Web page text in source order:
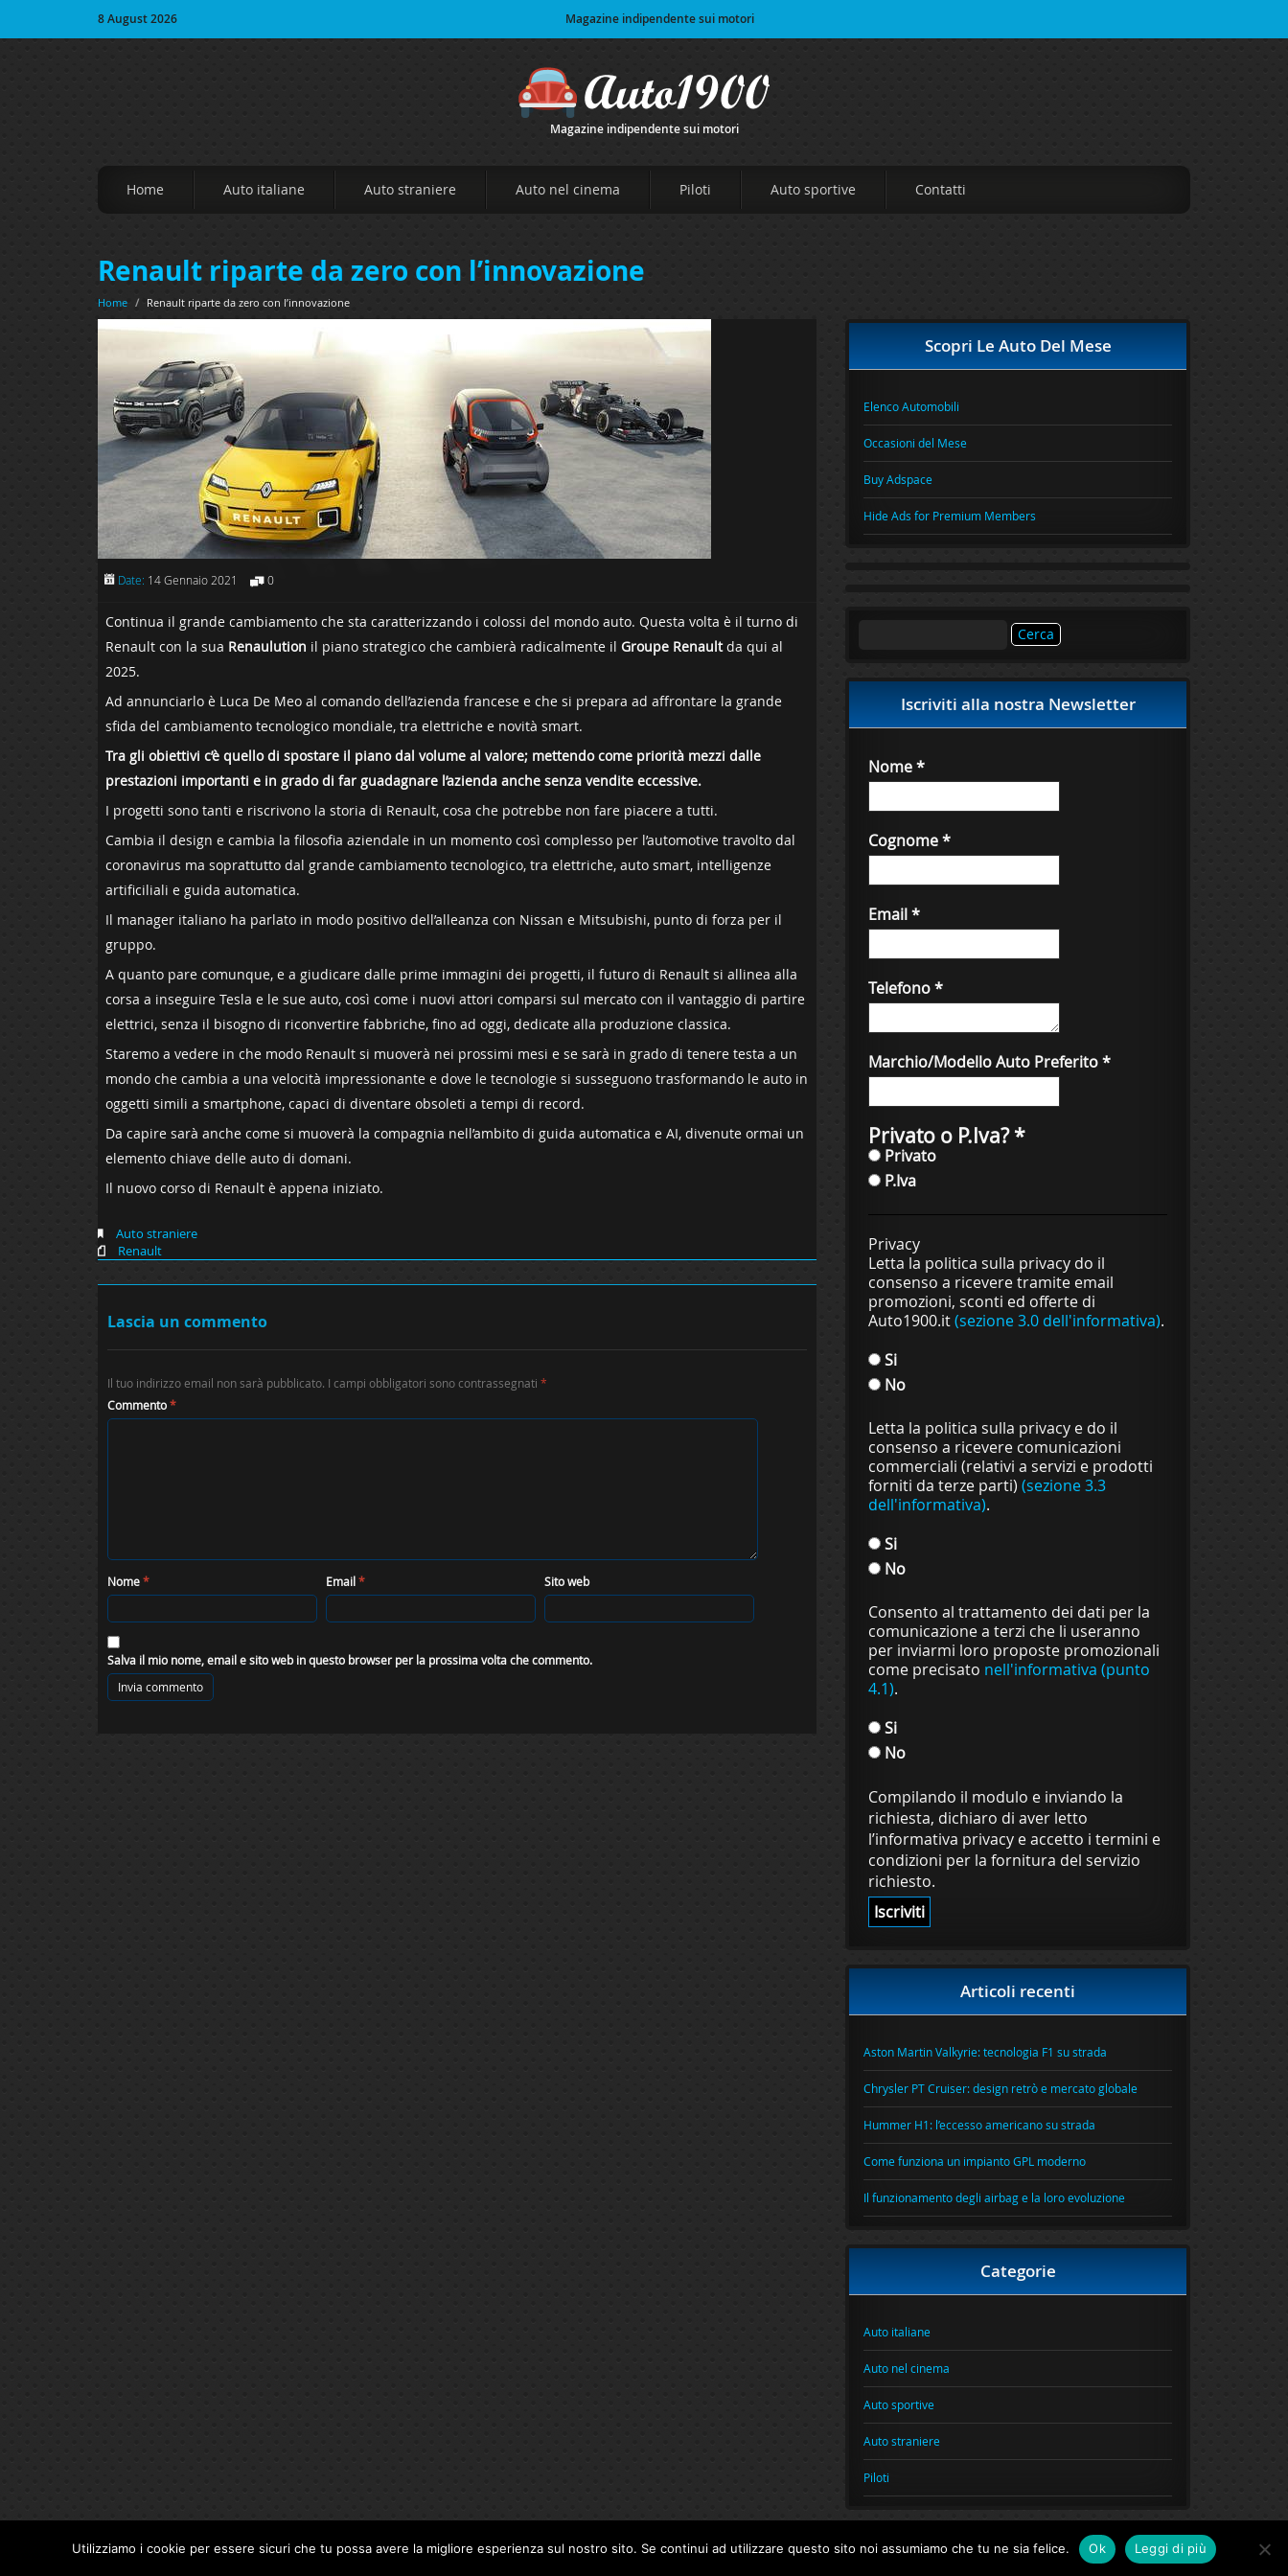
8 August 2026 Magazine indipendente sui motori
Magazine indipendente sui motori
Home Auto italiane Auto straniere Auto nel cinema Piloti Auto sportive Contatti
Renault riparte da zero con l’innovazione
Home / Renault riparte da zero con l’innovazione
Date: 14 Gennaio 2021 0
Continua il grande cambiamento che sta caratterizzando i colossi del mondo auto. Questa volta è il turno di
Renault con la sua Renaulution il piano strategico che cambierà radicalmente il Groupe Renaultda qui al
2025.
Ad annunciarlo è Luca De Meo al comando dell’azienda francese e che si prepara ad affrontare la grande
sfida del cambiamento tecnologico mondiale, tra elettriche e novità smart.
Tra gli obiettivi c’è quello di spostare il piano dal volume al valore; mettendo come priorità mezzi dalle
prestazioni importanti e in grado di far guadagnare l’azienda anche senza vendite eccessive.
I progetti sono tanti e riscrivono la storia di Renault, cosa che potrebbe non fare piacere a tutti.
Cambia il design e cambia la filosofia aziendale in un momento così complesso per l’automotive travolto dal
coronavirus ma soprattutto dal grande cambiamento tecnologico, tra elettriche, auto smart, intelligenze
artificiliali e guida automatica.
Il manager italiano ha parlato in modo positivo dell’alleanza con Nissan e Mitsubishi, punto di forza per il
gruppo.
A quanto pare comunque, e a giudicare dalle prime immagini dei progetti, il futuro di Renault si allinea alla
corsa a inseguire Tesla e le sue auto, così come i nuovi attori comparsi sul mercato con il vantaggio di partire
elettrici, senza il bisogno di riconvertire fabbriche, fino ad oggi, dedicate alla produzione classica.
Staremo a vedere in che modo Renault si muoverà nei prossimi mesi e se sarà in grado di tenere testa a un
mondo che cambia a una velocità impressionante e dove le tecnologie si susseguono trasformando le auto in
oggetti simili a smartphone, capaci di diventare obsoleti a tempi di record.
Da capire sarà anche come si muoverà la compagnia nell’ambito di guida automatica e AI, divenute ormai un
elemento chiave delle auto di domani.
Il nuovo corso di Renault è appena iniziato.
Auto straniere
Renault
Lascia un commento
Il tuo indirizzo email non sarà pubblicato. I campi obbligatori sono contrassegnati *
Commento*
Nome* Email* Sito web
Salva il mio nome, email e sito web in questo browser per la prossima volta che commento.
Scopri Le Auto Del Mese
Elenco Automobili
Occasioni del Mese
Buy Adspace
Hide Ads for Premium Members
Iscriviti alla nostra Newsletter
Nome*
Cognome*
Email*
Telefono*
Marchio/Modello Auto Preferito*
Privato o P.Iva?*
Privato
P.Iva
Privacy
Letta la politica sulla privacy do il
consenso a ricevere tramite email
promozioni, sconti ed offerte di
Auto1900.it(sezione 3.0 dell'informativa).
Si
No
Letta la politica sulla privacy e do il
consenso a ricevere comunicazioni
commerciali (relativi a servizi e prodotti
forniti da terze parti) (sezione 3.3
dell'informativa).
Si
No
Consento al trattamento dei dati per la
comunicazione a terzi che li useranno
per inviarmi loro proposte promozionali
come precisato nell'informativa (punto
4.1).
Si
No
Compilando il modulo e inviando la
richiesta, dichiaro di aver letto
l’informativa privacy e accetto i termini e
condizioni per la fornitura del servizio
richiesto.
Articoli recenti
Aston Martin Valkyrie: tecnologia F1 su strada
Chrysler PT Cruiser: design retrò e mercato globale
Hummer H1: l’eccesso americano su strada
Come funziona un impianto GPL moderno
Il funzionamento degli airbag e la loro evoluzione
Categorie
Auto italiane
Auto nel cinema
Auto sportive
Auto straniere
Piloti
|
Utilizziamo i cookie per essere sicuri che tu possa avere la migliore esperienza sul nostro sito. Se continui ad utilizzare questo sito noi assumiamo che tu ne sia felice. Ok Leggi di più